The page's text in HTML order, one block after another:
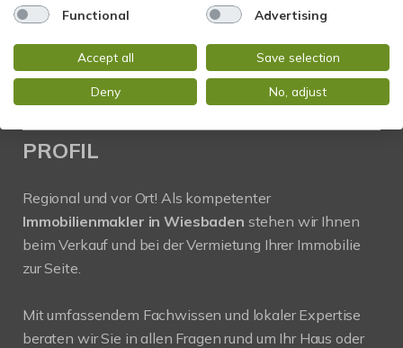
Fax: +49 611 9742 896
info@stadtblick-immobilien.de
Web:www.stadtblick-immobilien.de
PROFIL
Regional und vor Ort! Als kompetenter
Immobilienmakler in Wiesbaden stehen wir Ihnen
beim Verkauf und bei der Vermietung Ihrer Immobilie
zur Seite.
Mit umfassendem Fachwissen und lokaler Expertise
beraten wir Sie in allen Fragen rund um Ihr Haus oder
Functional Advertising
Accept all Save selection
Deny No, adjust